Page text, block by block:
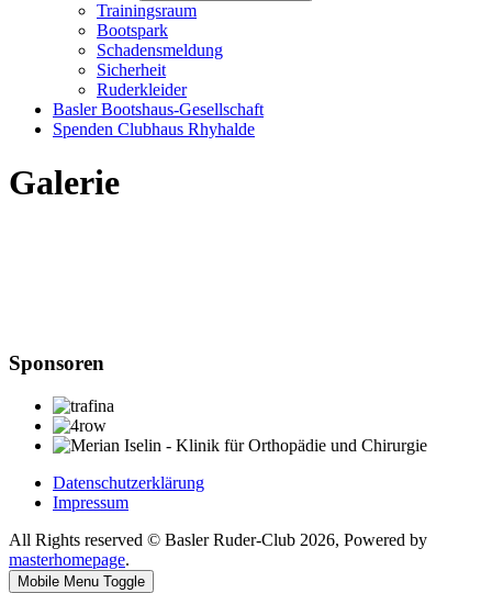
Trainingsraum
Bootspark
Schadensmeldung
Sicherheit
Ruderkleider
Basler Bootshaus-Gesellschaft
Spenden Clubhaus Rhyhalde
Galerie
Sponsoren
Datenschutzerklärung
Impressum
All Rights reserved © Basler Ruder-Club 2026, Powered by
masterhomepage.
Mobile Menu Toggle